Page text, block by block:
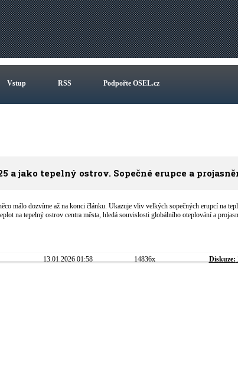
Vstup RSS Podpořte OSEL.cz
a jako tepelný ostrov. Sopečné erupce a
málo dozvíme až na konci článku. Ukazuje vliv velkých sopečných erupcí na
na tepelný ostrov centra města, hledá souvislosti globálního oteplování a
13.01.2026 01:58 14836x Diskuze: